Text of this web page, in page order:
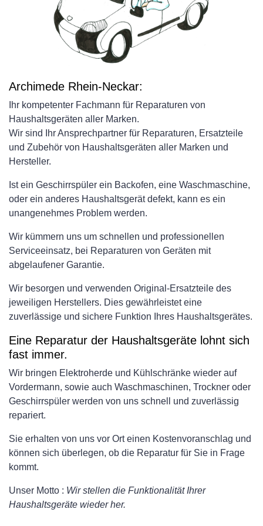
Archimede Rhein-Neckar:
Ihr kompetenter Fachmann für Reparaturen von
Haushaltsgeräten aller Marken.
Wir sind Ihr Ansprechpartner für Reparaturen, Ersatzteile
und Zubehör von Haushaltsgeräten aller Marken und
Hersteller.
Ist ein Geschirrspüler ein Backofen, eine Waschmaschine,
oder ein anderes Haushaltsgerät defekt, kann es ein
unangenehmes Problem werden.
Wir kümmern uns um schnellen und professionellen
Serviceeinsatz, bei Reparaturen von Geräten mit
abgelaufener Garantie.
Wir besorgen und verwenden Original-Ersatzteile des
jeweiligen Herstellers. Dies gewährleistet eine
zuverlässige und sichere Funktion Ihres Haushaltsgerätes.
Eine Reparatur der Haushaltsgeräte lohnt sich
fast immer.
Wir bringen Elektroherde und Kühlschränke wieder auf
Vordermann, sowie auch Waschmaschinen, Trockner oder
Geschirrspüler werden von uns schnell und zuverlässig
repariert.
Sie erhalten von uns vor Ort einen Kostenvoranschlag und
können sich überlegen, ob die Reparatur für Sie in Frage
kommt.
Unser Motto : Wir stellen die Funktionalität Ihrer
Haushaltsgeräte wieder her.